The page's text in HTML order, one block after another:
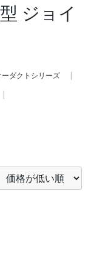
ジョイ
ーダクトシリーズ
|
|